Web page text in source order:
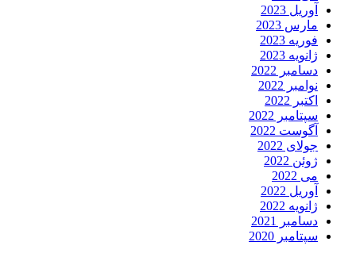
آوریل 2023
مارس 2023
فوریه 2023
ژانویه 2023
دسامبر 2022
نوامبر 2022
اکتبر 2022
سپتامبر 2022
آگوست 2022
جولای 2022
ژوئن 2022
می 2022
آوریل 2022
ژانویه 2022
دسامبر 2021
سپتامبر 2020